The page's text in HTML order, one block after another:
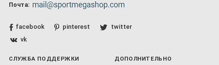
Почта:
facebook pinterest
twitter
vk
СЛУЖБА ПОДДЕРЖКИ ДОПОЛНИТЕЛЬНО